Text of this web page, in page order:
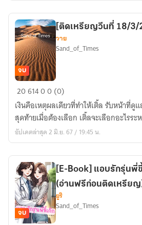
YURI
(อ่าน
ฟรี
ก่อน
ติด
เหรียญ)
[ติด
เหรียญ
วี
นที่
18/3/24
00.01]
จบ
[ติดเหรียญวีนที่ 18/3/
วาย
Sand_of_Times
2061400 (0)
เงินคือเหตุผลเดียวที่ทำให้เติ้ล รับหน้าที่ดู
สุดท้ายเมื่อต้องเลือก เติ้ลจะเลือกอะไรระ
อัปเดตล่าสุด 2 มิ.ย. 67 / 19:45 น.
จบ
[E-Book] แอบรักรุ่นพี่
(อ่านฟรีก่อนติดเหรีย
ยูริ
Sand_of_Times